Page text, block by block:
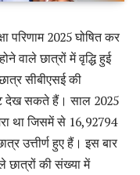
परिणाम 2025 घोषित कर
वाले छात्रों में वृद्धि हुई
सीबीएसई की
देख सकते हैं। साल 2025
था जिसमें से 16,92794
उत्तीर्ण हुए हैं। इस बार
छात्रों की संख्या में